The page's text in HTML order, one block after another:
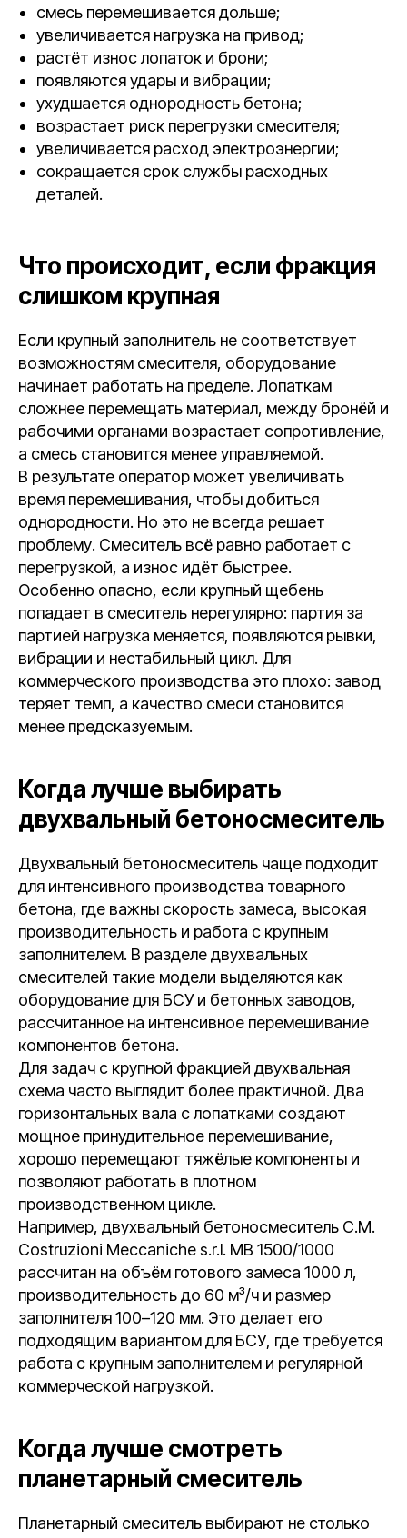
смесь перемешивается дольше;
увеличивается нагрузка на привод;
растёт износ лопаток и брони;
появляются удары и вибрации;
ухудшается однородность бетона;
возрастает риск перегрузки смесителя;
увеличивается расход электроэнергии;
сокращается срок службы расходных
деталей.
Что происходит, если фракция
слишком крупная
Если крупный заполнитель не соответствует
возможностям смесителя, оборудование
начинает работать на пределе. Лопаткам
сложнее перемещать материал, между бронёй и
рабочими органами возрастает сопротивление,
а смесь становится менее управляемой.
В результате оператор может увеличивать
время перемешивания, чтобы добиться
однородности. Но это не всегда решает
проблему. Смеситель всё равно работает с
перегрузкой, а износ идёт быстрее.
Особенно опасно, если крупный щебень
попадает в смеситель нерегулярно: партия за
партией нагрузка меняется, появляются рывки,
вибрации и нестабильный цикл. Для
коммерческого производства это плохо: завод
теряет темп, а качество смеси становится
менее предсказуемым.
Когда лучше выбирать
двухвальный бетоносмеситель
Двухвальный бетоносмеситель чаще подходит
для интенсивного производства товарного
бетона, где важны скорость замеса, высокая
производительность и работа с крупным
заполнителем. В разделе двухвальных
смесителей такие модели выделяются как
оборудование для БСУ и бетонных заводов,
рассчитанное на интенсивное перемешивание
компонентов бетона.
Для задач с крупной фракцией двухвальная
схема часто выглядит более практичной. Два
горизонтальных вала с лопатками создают
мощное принудительное перемешивание,
хорошо перемещают тяжёлые компоненты и
позволяют работать в плотном
производственном цикле.
Например, двухвальный бетоносмеситель С.М.
Costruzioni Meccaniche s.r.l. МВ 1500/1000
рассчитан на объём готового замеса 1000 л,
производительность до 60 м³/ч и размер
заполнителя 100–120 мм. Это делает его
подходящим вариантом для БСУ, где требуется
работа с крупным заполнителем и регулярной
коммерческой нагрузкой.
Когда лучше смотреть
планетарный смеситель
Планетарный смеситель выбирают не столько